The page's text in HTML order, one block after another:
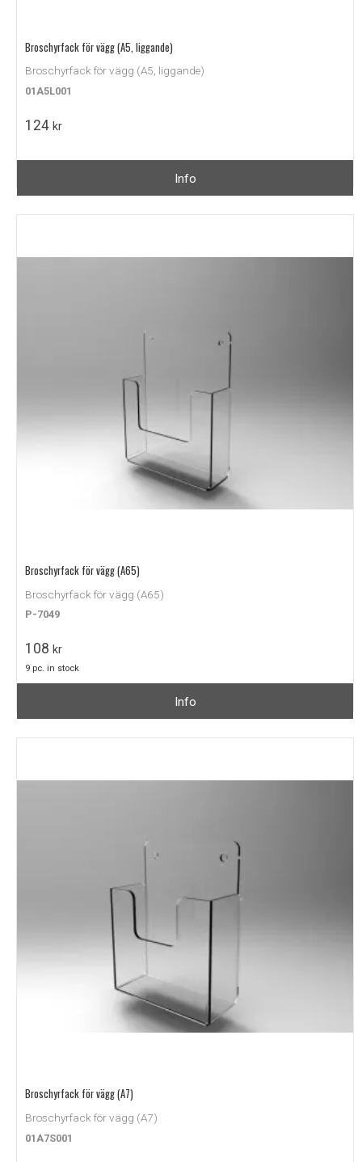
Broschyrfack för vägg (A5, liggande)
Broschyrfack för vägg (A5, liggande)
01A5L001
124 kr
Info
Broschyrfack för vägg (A65)
Broschyrfack för vägg (A65)
P-7049
108 kr
9 pc. in stock
Info
Broschyrfack för vägg (A7)
Broschyrfack för vägg (A7)
01A7S001